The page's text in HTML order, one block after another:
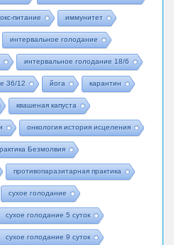
питание иммунитет
интервальное голодание
интервальное голодание 18/6
36/12 йога карантин
квашеная капуста
онкология история исцеления
Безмолвия
противопаразитарная практика
сухое голодание
сухое голодание 5 суток
сухое голодание 9 суток